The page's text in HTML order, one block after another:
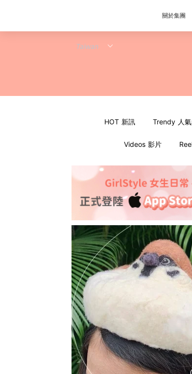
關於集團
HOT 新訊 Trendy 人
Videos 影片